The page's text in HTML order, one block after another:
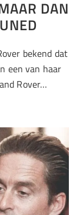
DAN
bekend dat
een van haar
Rover…